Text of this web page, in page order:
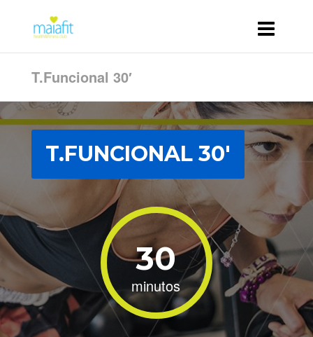
T.Funcional 30′
T.FUNCIONAL 30′
30
minutos